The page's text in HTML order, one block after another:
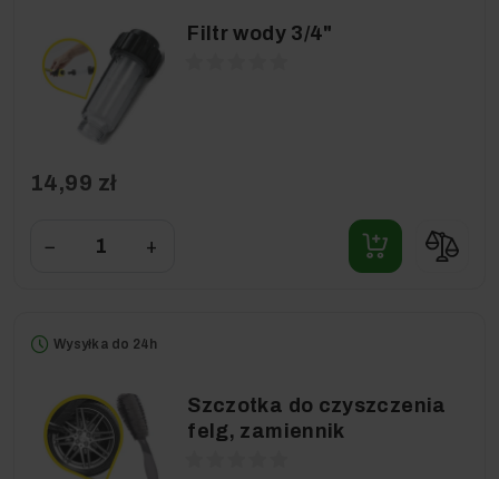
Filtr wody 3/4"
14,99 zł
− +
Wysyłka do 24h
Szczotka do czyszczenia
felg, zamiennik